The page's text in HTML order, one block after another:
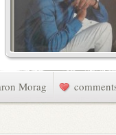
Morag